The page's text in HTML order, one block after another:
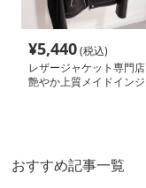
¥5,440(税込)
レザージャケット専門店
艶やか上質メイドインジ
おすすめ記事一覧